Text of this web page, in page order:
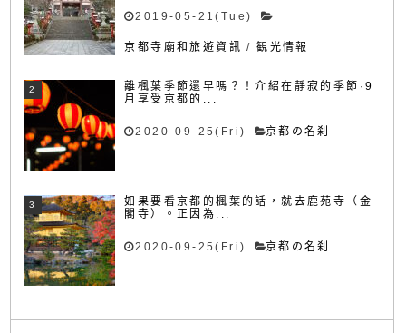
2019-05-21(Tue)
京都寺廟和旅遊資訊 /観光情報
離楓葉季節還早嗎？！介紹在靜寂的季節·9
月享受京都的...
2020-09-25(Fri) 京都の名刹
如果要看京都的楓葉的話，就去鹿苑寺（金
閣寺）。正因為...
2020-09-25(Fri) 京都の名刹